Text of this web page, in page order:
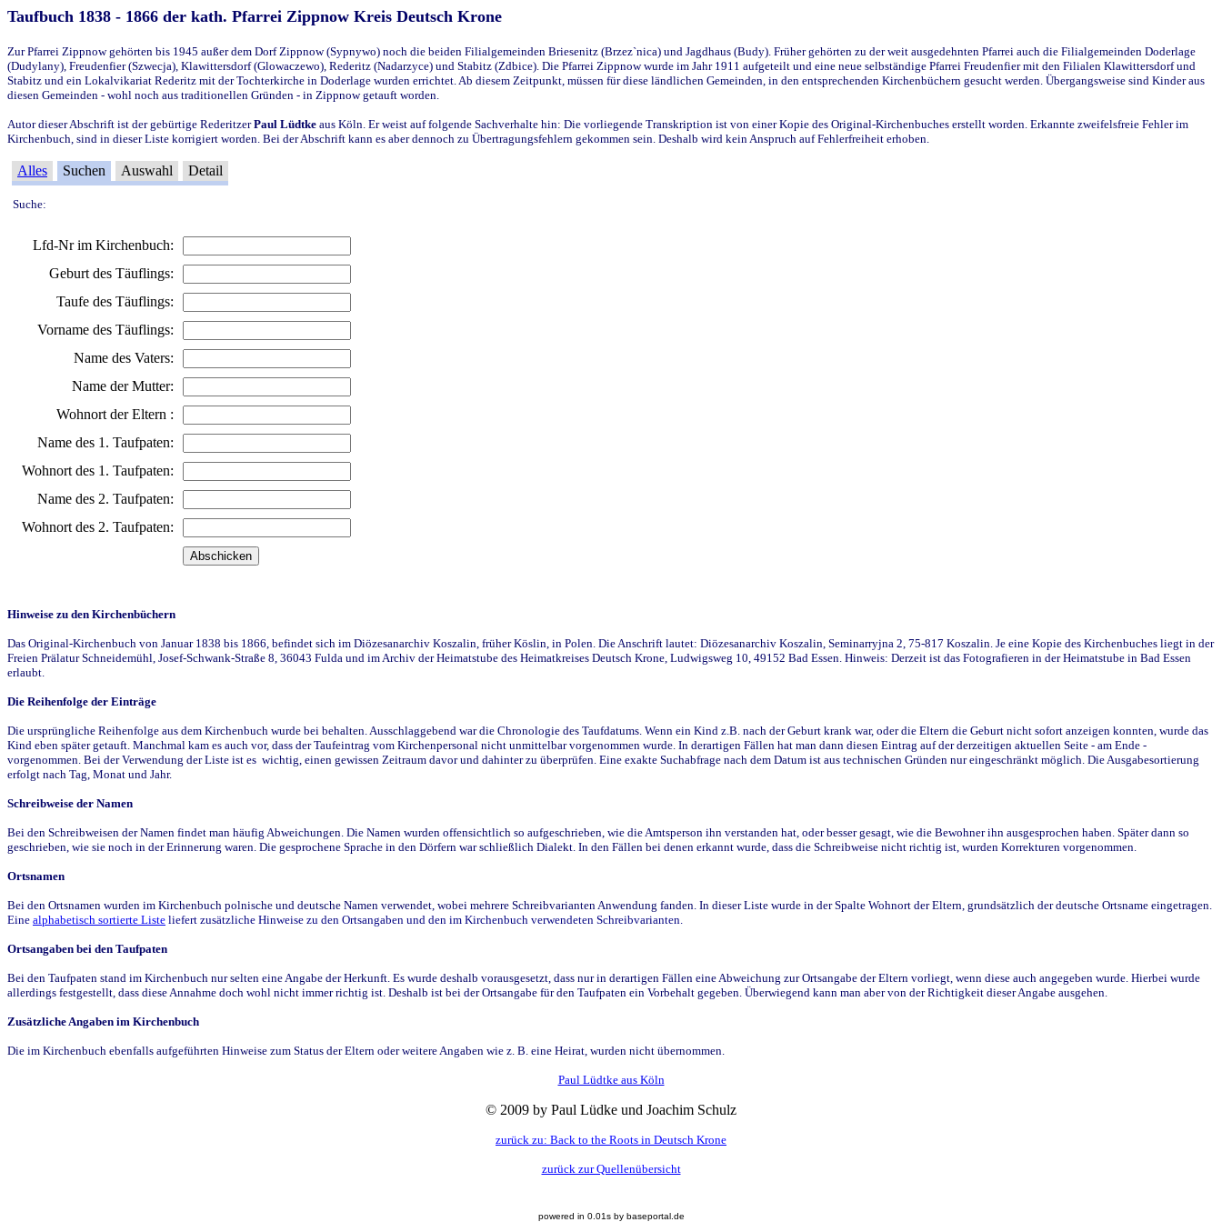
Taufbuch 1838 - 1866 der kath. Pfarrei Zippnow Kreis Deutsch Krone
Zur Pfarrei Zippnow gehörten bis 1945 außer dem Dorf Zippnow (Sypnywo) noch die beiden Filialgemeinden Briesenitz (Brzez`nica) und Jagdhaus (Budy). Früher gehörten zu der weit ausgedehnten Pfarrei auch die Filialgemeinden Doderlage
(Dudylany), Freudenfier (Szwecja), Klawittersdorf (Glowaczewo), Rederitz (Nadarzyce) und Stabitz (Zdbice). Die Pfarrei Zippnow wurde im Jahr 1911 aufgeteilt und eine neue selbständige Pfarrei Freudenfier mit den Filialen Klawittersdorf und
Stabitz und ein Lokalvikariat Rederitz mit der Tochterkirche in Doderlage wurden errichtet. Ab diesem Zeitpunkt, müssen für diese ländlichen Gemeinden, in den entsprechenden Kirchenbüchern gesucht werden. Übergangsweise sind Kinder aus
diesen Gemeinden - wohl noch aus traditionellen Gründen - in Zippnow getauft worden.
Autor dieser Abschrift ist der gebürtige RederitzerPaul Lüdtke aus Köln. Er weist auf folgende Sachverhalte hin: Die vorliegende Transkription ist von einer Kopie des Original-Kirchenbuches erstellt worden. Erkannte zweifelsfreie Fehler im
Kirchenbuch, sind in dieser Liste korrigiert worden. Bei der Abschrift kann es aber dennoch zu Übertragungsfehlern gekommen sein. Deshalb wird kein Anspruch auf Fehlerfreiheit erhoben.
Alles Suchen Auswahl Detail
Suche:
Lfd-Nr im Kirchenbuch:
Geburt des Täuflings:
Taufe des Täuflings:
Vorname des Täuflings:
Name des Vaters:
Name der Mutter:
Wohnort der Eltern :
Name des 1. Taufpaten:
Wohnort des 1. Taufpaten:
Name des 2. Taufpaten:
Wohnort des 2. Taufpaten:
Hinweise zu den Kirchenbüchern
Das Original-Kirchenbuch von Januar 1838 bis 1866, befindet sich im Diözesanarchiv Koszalin, früher Köslin, in Polen. Die Anschrift lautet: Diözesanarchiv Koszalin, Seminarryjna 2, 75-817 Koszalin. Je eine Kopie des Kirchenbuches liegt in der
Freien Prälatur Schneidemühl, Josef-Schwank-Straße 8, 36043 Fulda und im Archiv der Heimatstube des Heimatkreises Deutsch Krone, Ludwigsweg 10, 49152 Bad Essen. Hinweis: Derzeit ist das Fotografieren in der Heimatstube in Bad Essen
erlaubt.
Die Reihenfolge der Einträge
Die ursprüngliche Reihenfolge aus dem Kirchenbuch wurde bei behalten. Ausschlaggebend war die Chronologie des Taufdatums. Wenn ein Kind z.B. nach der Geburt krank war, oder die Eltern die Geburt nicht sofort anzeigen konnten, wurde das
Kind eben später getauft. Manchmal kam es auch vor, dass der Taufeintrag vom Kirchenpersonal nicht unmittelbar vorgenommen wurde. In derartigen Fällen hat man dann diesen Eintrag auf der derzeitigen aktuellen Seite - am Ende -
vorgenommen. Bei der Verwendung der Liste ist es wichtig, einen gewissen Zeitraum davor und dahinter zu überprüfen. Eine exakte Suchabfrage nach dem Datum ist aus technischen Gründen nur eingeschränkt möglich. Die Ausgabesortierung
erfolgt nach Tag, Monat und Jahr.
Schreibweise der Namen
Bei den Schreibweisen der Namen findet man häufig Abweichungen. Die Namen wurden offensichtlich so aufgeschrieben, wie die Amtsperson ihn verstanden hat, oder besser gesagt, wie die Bewohner ihn ausgesprochen haben. Später dann so
geschrieben, wie sie noch in der Erinnerung waren. Die gesprochene Sprache in den Dörfern war schließlich Dialekt. In den Fällen bei denen erkannt wurde, dass die Schreibweise nicht richtig ist, wurden Korrekturen vorgenommen.
Ortsnamen
Bei den Ortsnamen wurden im Kirchenbuch polnische und deutsche Namen verwendet, wobei mehrere Schreibvarianten Anwendung fanden. In dieser Liste wurde in der Spalte Wohnort der Eltern, grundsätzlich der deutsche Ortsname eingetragen.
Eine alphabetisch sortierte Liste liefert zusätzliche Hinweise zu den Ortsangaben und den im Kirchenbuch verwendeten Schreibvarianten.
Ortsangaben bei den Taufpaten
Bei den Taufpaten stand im Kirchenbuch nur selten eine Angabe der Herkunft. Es wurde deshalb vorausgesetzt, dass nur in derartigen Fällen eine Abweichung zur Ortsangabe der Eltern vorliegt, wenn diese auch angegeben wurde. Hierbei wurde
allerdings festgestellt, dass diese Annahme doch wohl nicht immer richtig ist. Deshalb ist bei der Ortsangabe für den Taufpaten ein Vorbehalt gegeben. Überwiegend kann man aber von der Richtigkeit dieser Angabe ausgehen.
Zusätzliche Angaben im Kirchenbuch
Die im Kirchenbuch ebenfalls aufgeführten Hinweise zum Status der Eltern oder weitere Angaben wie z. B. eine Heirat, wurden nicht übernommen.
Paul Lüdtke aus Köln
© 2009 by Paul Lüdke und Joachim Schulz
zurück zu: Back to the Roots in Deutsch Krone
zurück zur Quellenübersicht
powered in 0.01s by baseportal.de